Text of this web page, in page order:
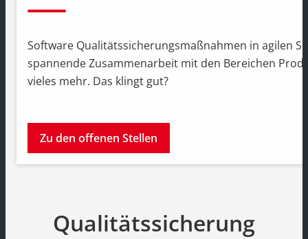
Software Qualitätssicherungsmaßnahmen in agilen
spannende Zusammenarbeit mit den Bereichen
vieles mehr. Das klingt gut?
Zu den offenen Stellen
Qualitätssicherung